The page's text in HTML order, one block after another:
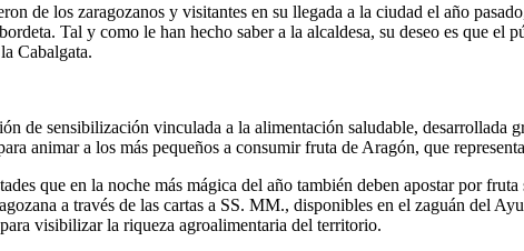
de los zaragozanos y visitantes en su llegada a la ciudad el año
Tal y como le han hecho saber a la alcaldesa, su deseo es que el
Cabalgata.
de sensibilización vinculada a la alimentación saludable, desarrollada
animar a los más pequeños a consumir fruta de Aragón, que
que en la noche más mágica del año también deben apostar por
a través de las cartas a SS. MM., disponibles en el zaguán del
visibilizar la riqueza agroalimentaria del territorio.